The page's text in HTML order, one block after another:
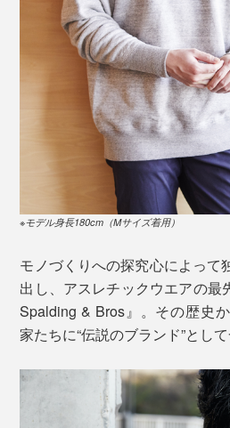
※モデル身長180cm（Mサイズ着用）
モノづくりへの探究心によって
出し、アスレチックウエアの最
Spalding & Bros』。その歴史
家たちに“伝説のブランド”とし